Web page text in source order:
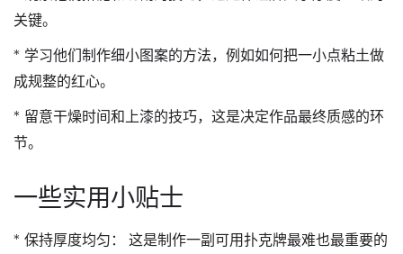
关键。
* 学习他们制作细小图案的方法，例如如何把一小点粘土做
成规整的红心。
* 留意干燥时间和上漆的技巧，这是决定作品最终质感的环
节。
一些实用小贴士
* 保持厚度均匀：
这是制作一副可用扑克牌最难也最重要的